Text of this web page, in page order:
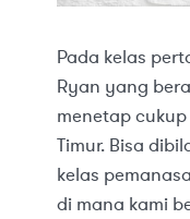
Pada kelas
Ryan yang
menetap
Timur. Bisa
kelas
di mana kami